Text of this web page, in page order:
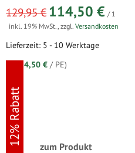
sonderangebot
129,95 € 114,50 € / 1
inkl. 19% MwSt.,zzgl.Versandkosten
Lieferzeit: 5 - 10 Werktage
114,50 € / PE)
zum Produkt
12% Rabatt